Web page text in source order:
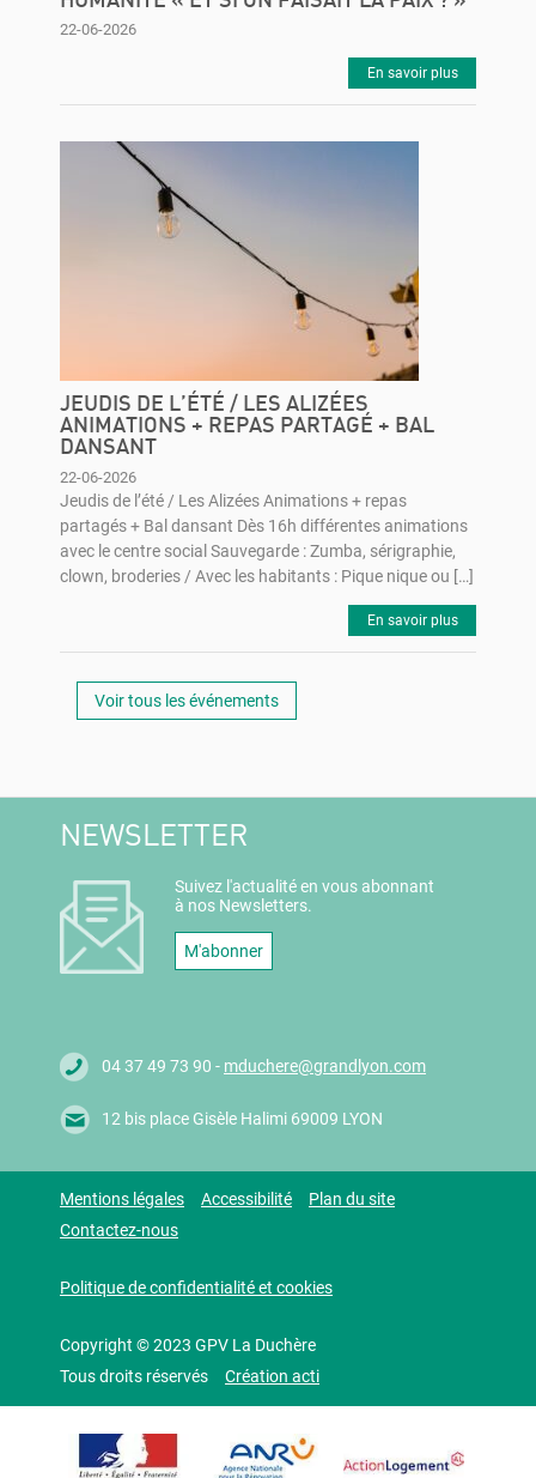
22-06-2026
En savoir plus
JEUDIS DE L’ÉTÉ / LES ALIZÉES
ANIMATIONS + REPAS PARTAGÉ + BAL
DANSANT
22-06-2026
Jeudis de l’été / Les Alizées Animations + repas
partagés + Bal dansant Dès 16h différentes animations
avec le centre social Sauvegarde : Zumba, sérigraphie,
clown, broderies / Avec les habitants : Pique nique ou […]
En savoir plus
Voir tous les événements
NEWSLETTER
Suivez l'actualité en vous abonnant
à nos Newsletters.
M'abonner
04 37 49 73 90 - mduchere@grandlyon.com
12 bis place Gisèle Halimi 69009 LYON
Mentions légales Accessibilité
Plan du site
Contactez-nous
Politique de confidentialité et cookies
Copyright © 2023 GPV La Duchère
Tous droits réservés
Création acti